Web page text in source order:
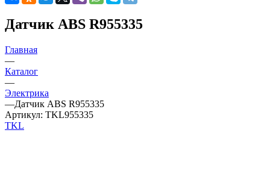
Датчик ABS R955335
Главная
—
Каталог
—
Электрика
—Датчик ABS R955335
Артикул: TKL955335
TKL